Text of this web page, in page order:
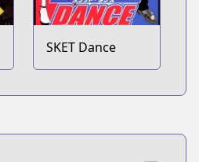
SKET Dance